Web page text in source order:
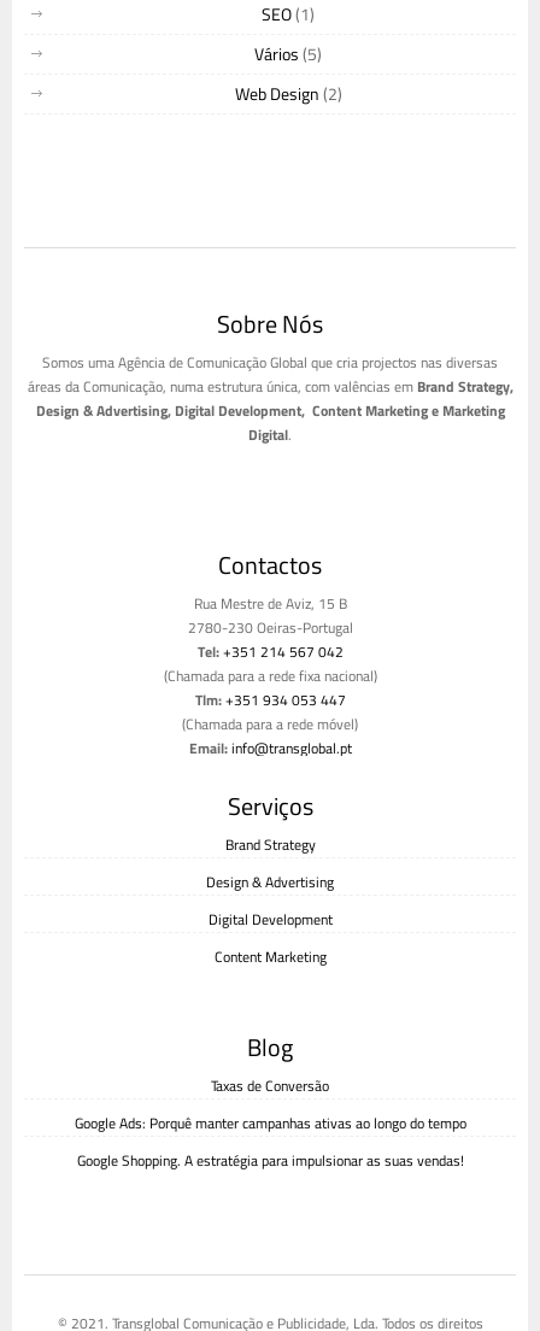
SEO(1)
Vários(5)
Web Design(2)
Sobre Nós
Somos uma Agência de Comunicação Global que cria projectos nas diversas
áreas da Comunicação, numa estrutura única, com valências em Brand Strategy,
Design & Advertising, Digital Development, Content Marketing e Marketing
Digital.
Contactos
Rua Mestre de Aviz, 15 B
2780-230 Oeiras-Portugal
Tel:+351 214 567 042
(Chamada para a rede fixa nacional)
Tlm:+351 934 053 447
(Chamada para a rede móvel)
Email:info@transglobal.pt
Serviços
Brand Strategy
Design & Advertising
Digital Development
Content Marketing
Blog
Taxas de Conversão
Google Ads: Porquê manter campanhas ativas ao longo do tempo
Google Shopping. A estratégia para impulsionar as suas vendas!
© 2021. Transglobal Comunicação e Publicidade, Lda. Todos os direitos